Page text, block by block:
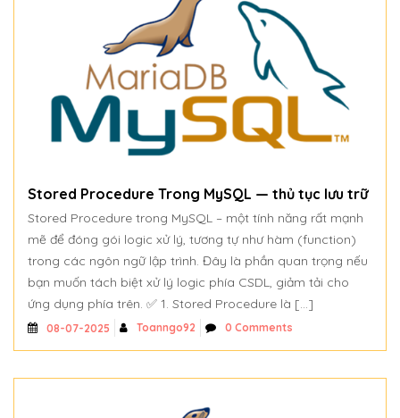
Stored Procedure Trong MySQL — thủ tục lưu trữ
Stored Procedure trong MySQL – một tính năng rất mạnh
mẽ để đóng gói logic xử lý, tương tự như hàm (function)
trong các ngôn ngữ lập trình. Đây là phần quan trọng nếu
bạn muốn tách biệt xử lý logic phía CSDL, giảm tải cho
ứng dụng phía trên. ✅ 1. Stored Procedure là […]
08-07-2025 Toanngo92 0 Comments